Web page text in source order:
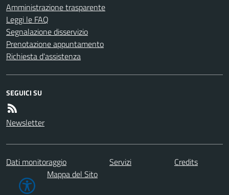
Amministrazione trasparente
Leggi le FAQ
Segnalazione disservizio
Prenotazione appuntamento
Richiesta d'assistenza
SEGUICI SU
Newsletter
Dati monitoraggio Servizi
Credits
Mappa del Sito